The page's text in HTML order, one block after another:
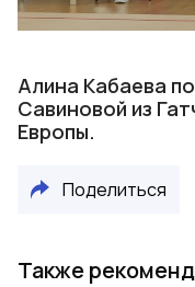
Алина Кабаева
Савиновой из
Европы.
Поделиться
Также